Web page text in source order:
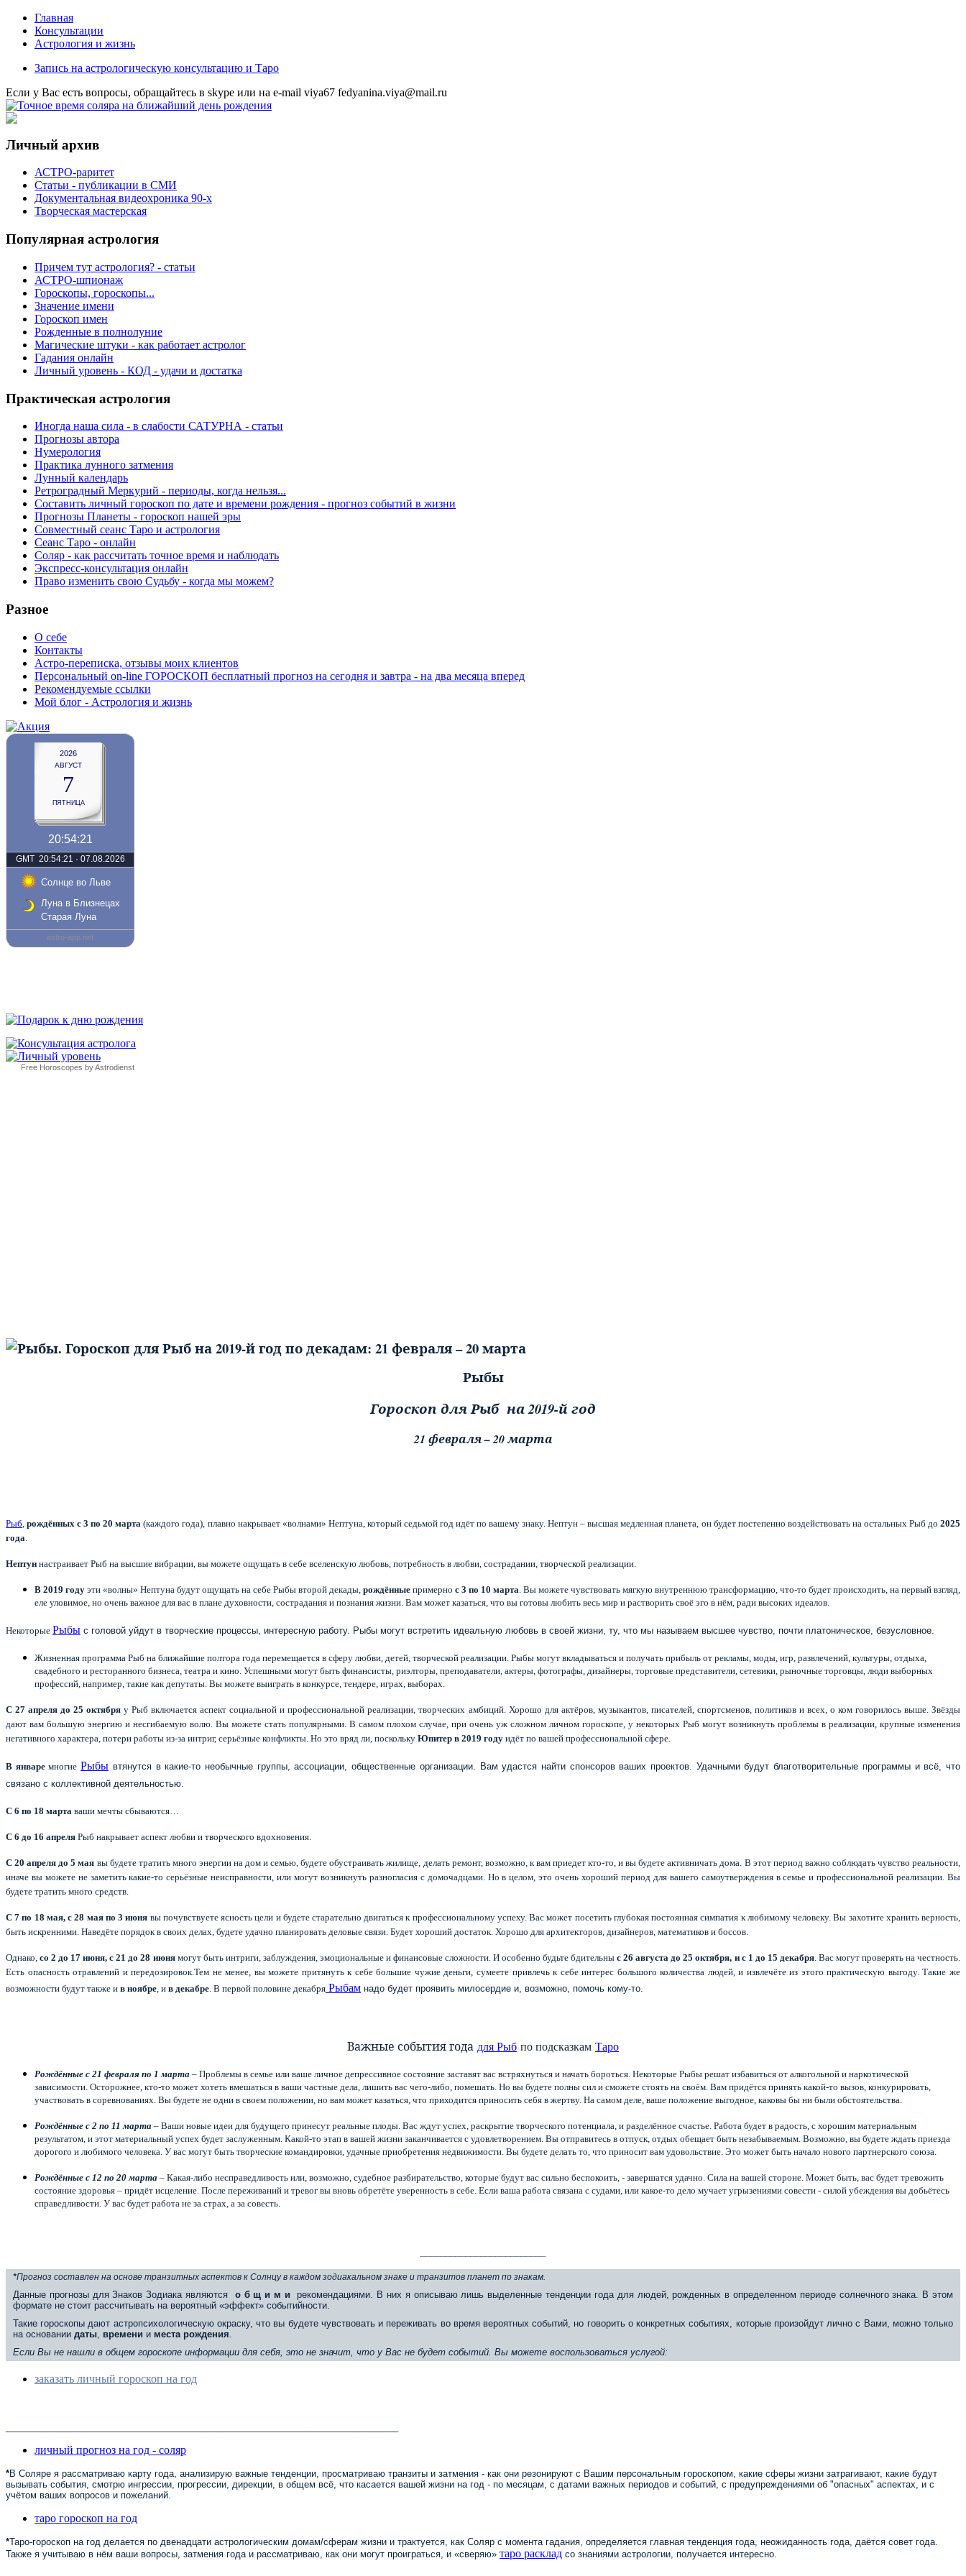
Главная
Консультации
Астрология и жизнь
Запись на астрологическую консультацию и Таро
Eсли у Вас есть вопросы, обращайтесь в skype или на e-mail viya67 fedyanina.viya@mail.ru
Личный архив
АСТРО-раритет
Cтатьи - публикации в СМИ
Документальная видеохроника 90-х
Творческая мастерская
Популярная астрология
Причем тут астрология? - статьи
АСТРО-шпионаж
Гороскопы, гороскопы...
Значение имени
Гороскоп имен
Рожденные в полнолуние
Магические штуки - как работает астролог
Гадания онлайн
Личный уровень - КОД - удачи и достатка
Практическая астрология
Иногда наша сила - в слабости САТУРНА - статьи
Прогнозы автора
Нумерология
Практика лунного затмения
Лунный календарь
Ретроградный Меркурий - периоды, когда нельзя...
Составить личный гороскоп по дате и времени рождения - прогноз событий в жизни
Прогнозы Планеты - гороскоп нашей эры
Совместный сеанс Таро и астрология
Сеанс Таро - онлайн
Соляр - как рассчитать точное время и наблюдать
Экспресс-консультация онлайн
Право изменить свою Судьбу - когда мы можем?
Разное
О себе
Контакты
Астро-переписка, отзывы моих клиентов
Персональный on-line ГОРОСКОП бесплатный прогноз на сегодня и завтра - на два месяца вперед
Рекомендуемые ссылки
Мой блог - Астрология и жизнь
Free Horoscopes by Astrodienst
Рыбы
Гороскоп для Рыб на 2019-й год
21 февраля – 20 марта
Рыб ,рождённых с 3 по 20 марта (каждого года), плавно накрывает «волнами» Нептуна, который седьмой год идёт по вашему знаку. Нептун – высшая медленная планета, он будет постепенно воздействовать на остальных Рыб до2025
года
Нептун настраивает Рыб на высшие вибрации, вы можете ощущать в себе вселенскую любовь, потребность в любви, сострадании, творческой реализации.
В 2019 году эти «волны» Нептуна будут ощущать на себе Рыбы второй декады, рождённые примерно с 3 по 10 марта . Вы можете чувствовать мягкую внутреннюю трансформацию, что-то будет происходить, на первый взгляд,
еле уловимое, но очень важное для вас в плане духовности, сострадания и познания жизни. Вам может казаться, что вы готовы любить весь мир и растворить своё эго в нём, ради высоких идеалов.
Некоторые Рыбы с головой уйдут в творческие процессы, интересную работу. Рыбы могут встретить идеальную любовь в своей жизни, ту, что мы называем высшее чувство, почти платоническое, безусловное.
Жизненная программа Рыб на ближайшие полтора года перемещается в сферу любви, детей, творческой реализации. Рыбы могут вкладываться и получать прибыль от рекламы, моды, игр, развлечений, культуры, отдыха,
свадебного и ресторанного бизнеса, театра и кино. Успешными могут быть финансисты, риэлторы, преподаватели, актеры, фотографы, дизайнеры, торговые представители, сетевики, рыночные торговцы, люди выборных
профессий, например, такие как депутаты. Вы можете выиграть в конкурсе, тендере, играх, выборах.
С 27 апреля до 25 октября у Рыб включается аспект социальной и профессиональной реализации, творческих амбиций. Хорошо для актёров, музыкантов, писателей, спортсменов, политиков и всех, о ком говорилось выше. Звёзды
дают вам большую энергию и несгибаемую волю. Вы можете стать популярными. В самом плохом случае, при очень уж сложном личном гороскопе, у некоторых Рыб могут возникнуть проблемы в реализации, крупные изменения
негативного характера, потери работы из-за интриг, серьёзные конфликты. Но это вряд ли, поскольку Юпитер в 2019 году идёт по вашей профессиональной сфере.
В январемногие Рыбы втянутся в какие-то необычные группы, ассоциации, общественные организации. Вам удастся найти спонсоров ваших проектов. Удачными будут благотворительные программы и всё, что
связано с коллективной деятельностью.
С 6 по 18 марта ваши мечты сбываются…
С 6 до 16 апреля Рыб накрывает аспект любви и творческого вдохновения.
С 20 апреля до 5 мая вы будете тратить много энергии на дом и семью, будете обустраивать жилище, делать ремонт, возможно, к вам приедет кто-то, и вы будете активничать дома. В этот период важно соблюдать чувство реальности,
иначе вы можете не заметить какие-то серьёзные неисправности, или могут возникнуть разногласия с домочадцами. Но в целом, это очень хороший период для вашего самоутверждения в семье и профессиональной реализации. Вы
будете тратить много средств.
С 7 по 18 мая, с 28 мая по 3 июня вы почувствуете ясность цели и будете старательно двигаться к профессиональному успеху. Вас может посетить глубокая постоянная симпатия к любимому человеку. Вы захотите хранить верность,
быть искренними. Наведёте порядок в своих делах, будете удачно планировать деловые связи. Будет хороший достаток. Хорошо для архитекторов, дизайнеров, математиков и боссов.
Однако,со 2 до 17 июня, с 21 до 28 июнямогут быть интриги, заблуждения, эмоциональные и финансовые сложности. И особенно будьте бдительныс 26 августа до 25 октября, и с 1 до 15 декабря. Вас могут проверять на честность.
Есть опасность отравлений и передозировок.Тем не менее, вы можете притянуть к себе большие чужие деньги, сумеете привлечь к себе интерес большого количества людей, и извлечёте из этого практическую выгоду. Такие же
возможности будут также и в ноябре , и в декабре . В первой половине декабря Рыбам надо будет проявить милосердие и, возможно, помочь кому-то.
Важные события года для Рыб по подсказкам Таро
Рождённые с 21 февраля по 1 марта – Проблемы в семье или ваше личное депрессивное состояние заставят вас встряхнуться и начать бороться. Некоторые Рыбы решат избавиться от алкогольной и наркотической
зависимости. Осторожнее, кто-то может хотеть вмешаться в ваши частные дела, лишить вас чего-либо, помешать. Но вы будете полны сил и сможете стоять на своём. Вам придётся принять какой-то вызов, конкурировать,
участвовать в соревнованиях. Вы будете не одни в своем положении, но вам может казаться, что приходится приносить себя в жертву. На самом деле, ваше положение выгодное, каковы бы ни были обстоятельства.
Рождённые с 2 по 11 марта – Ваши новые идеи для будущего принесут реальные плоды. Вас ждут успех, раскрытие творческого потенциала, и разделённое счастье. Работа будет в радость, с хорошим материальным
результатом, и этот материальный успех будет заслуженным. Какой-то этап в вашей жизни заканчивается с удовлетворением. Вы отправитесь в отпуск, отдых обещает быть незабываемым. Возможно, вы будете ждать приезда
дорогого и любимого человека. У вас могут быть творческие командировки, удачные приобретения недвижимости. Вы будете делать то, что приносит вам удовольствие. Это может быть начало нового партнерского союза.
Рождённые с 12 по 20 марта – Какая-либо несправедливость или, возможно, судебное разбирательство, которые будут вас сильно беспокоить, - завершатся удачно. Сила на вашей стороне. Может быть, вас будет тревожить
состояние здоровья – придёт исцеление. После переживаний и тревог вы вновь обретёте уверенность в себе. Если ваша работа связана с судами, или какое-то дело мучает угрызениями совести - силой убеждения вы добьётесь
справедливости. У вас будет работа не за страх, а за совесть.
*Прогноз составлен на основе транзитных аспектов к Солнцу в каждом зодиакальном знаке и транзитов планет по знакам.
Данные прогнозы для Знаков Зодиака являются о б щ и м ирекомендациями. В них я описываю лишь выделенные тенденции года для людей, рожденных в определенном периоде солнечного знака. В этом
формате не стоит рассчитывать на вероятный «эффект» событийности.
Такие гороскопы дают астропсихологическую окраску, что вы будете чувствовать и переживать во время вероятных событий, но говорить о конкретных событиях, которые произойдут лично с Вами, можно только
на основании даты времени и места рождения
Если Вы не нашли в общем гороскопе информации для себя, это не значит, что у Вас не будет событий. Вы можете воспользоваться услугой:
заказать личный гороскоп на год
личный прогноз на год - соляр
*В Соляре я рассматриваю карту года, анализирую важные тенденции, просматриваю транзиты и затмения - как они резонируют с Вашим персональным гороскопом, какие сферы жизни затрагивают, какие будут
вызывать события, смотрю ингрессии, прогрессии, дирекции, в общем всё, что касается вашей жизни на год - по месяцам, с датами важных периодов и событий, с предупреждениями об "опасных" аспектах, и с
учётом ваших вопросов и пожеланий.
таро гороскоп на год
*Таро-гороскоп на год делается по двенадцати астрологическим домам/сферам жизни и трактуется, как Соляр с момента гадания, определяется главная тенденция года, неожиданность года, даётся совет года.
Также я учитываю в нём ваши вопросы, затмения года и рассматриваю, как они могут проиграться, и «сверяю» таро расклад со знаниями астрологии, получается интересно.